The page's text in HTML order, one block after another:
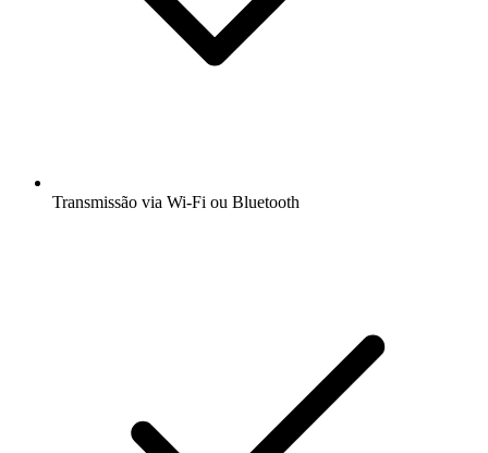
Transmissão via Wi-Fi ou Bluetooth